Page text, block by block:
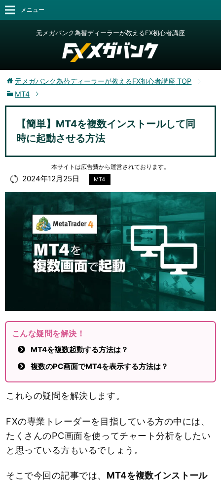
元メガバンク為替ディーラーが教えるFX初心者講座
メニュー
元メガバンク為替ディーラーが教えるFX初心者講座 TOP
MT4
【簡単】MT4を複数インストールして同
時に起動させる方法
本サイトは広告費から運営されております。
2024年12月25日 MT4
こんな疑問を解決！
MT4を複数起動する方法は？
複数のPC画面でMT4を表示する方法は？
これらの疑問を解決します。
FXの専業トレーダーを目指している方の中には、
たくさんのPC画面を使ってチャート分析をしたい
と思っている方もいるでしょう。
そこで今回の記事では、 MT4を複数インストール